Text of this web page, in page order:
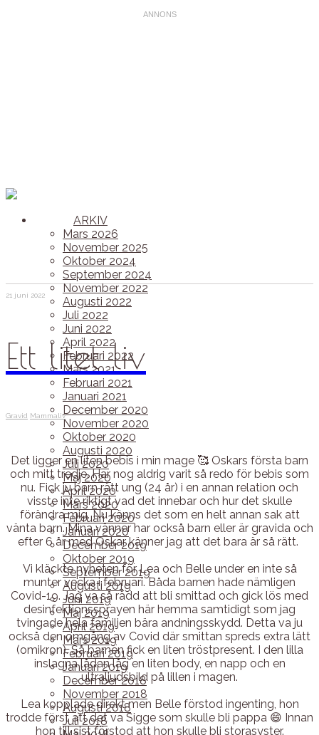
ARKIV
Mars 2026
November 2025
Oktober 2024
September 2024
November 2022
Augusti 2022
Juli 2022
Juni 2022
April 2022
Februari 2022
Mars 2021
Februari 2021
Januari 2021
December 2020
November 2020
Oktober 2020
Augusti 2020
Juli 2020
Maj 2020
April 2020
Mars 2020
Februari 2020
Januari 2020
December 2019
Oktober 2019
September 2019
Augusti 2019
Juni 2019
Maj 2019
April 2019
Mars 2019
Februari 2019
Januari 2019
December 2018
November 2018
Augusti 2018
Juli 2018
21 juni 2022
Ett litet liv
Gravid Mammaliv
Det ligger en liten bebis i min mage 🥰 Oskars första barn
och mitt tredje. Har nog aldrig varit så redo för bebis som
nu. Fick ju barn rätt ung (24 år) i en annan relation och
visste inte riktigt vad det innebar och hur det skulle
förändra mig. Nu känns det som en helt annan sak att
vänta barn. Mina vänner har också barn eller är gravida och
efter 6 år med Oskar känner jag att det bara är så rätt.
Vi kläckte nyheten för Lea och Belle under en inte så
munter vecka i februari. Båda barnen hade nämligen
Covid-19. Jag va så rädd att bli smittad och gick lös med
desinfektionssprayen här hemma samtidigt som jag
tvingade hela familjen bära andningsskydd. Detta va ju
också den omgång av Covid där smittan spreds extra lätt
(omikron). Så barnen fick en liten tröstpresent. I den lilla
inslagna lådan låg en liten body, en napp och en
ultraljudsbild på lillen i magen.
Lea kopplade direkt men Belle förstod ingenting, hon
trodde först att det va Sigge som skulle bli pappa 😄 Innan
hon till sist förstod att hon skulle bli storasyster.